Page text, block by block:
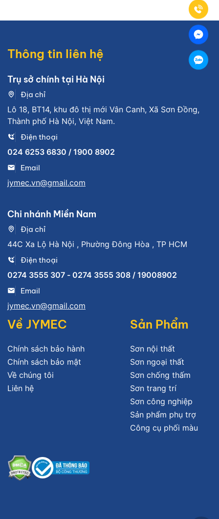
Thông tin liên hệ
Trụ sở chính tại Hà Nội
Địa chỉ
Lô 18, BT14, khu đô thị mới Vân Canh, Xã Sơn Đồng,
Thành phố Hà Nội, Việt Nam.
Điện thoại
024 6253 6830 / 1900 8902
Email
jymec.vn@gmail.com
Chi nhánh Miền Nam
Địa chỉ
44C Xa Lộ Hà Nội , Phường Đông Hòa , TP HCM
Điện thoại
0274 3555 307 - 0274 3555 308 / 19008902
Email
jymec.vn@gmail.com
Về JYMEC
Chính sách bảo hành
Chính sách bảo mật
Về chúng tôi
Liên hệ
Sản Phẩm
Sơn nội thất
Sơn ngoại thất
Sơn chống thấm
Sơn trang trí
Sơn công nghiệp
Sản phẩm phụ trợ
Công cụ phối màu